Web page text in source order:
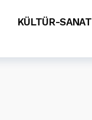
KÜLTÜR-SANAT